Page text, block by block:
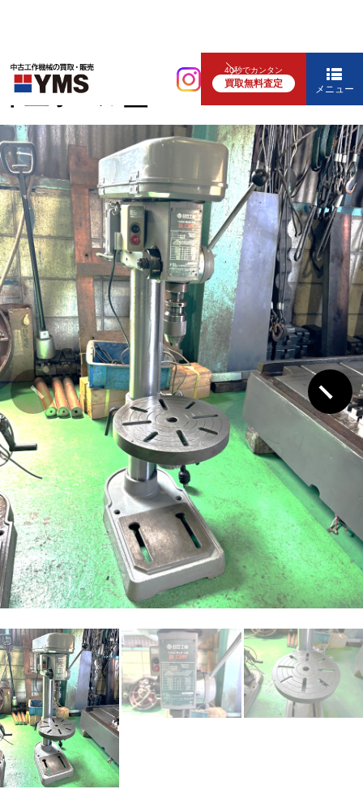
40秒でカンタン
買取無料査定 メニュー
中ぐり・ボール盤
卓上ボール盤